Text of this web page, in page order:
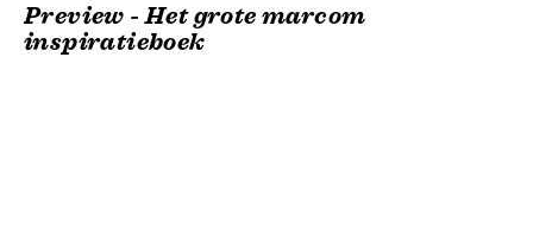
Preview - Het grote marcom
inspiratieboek